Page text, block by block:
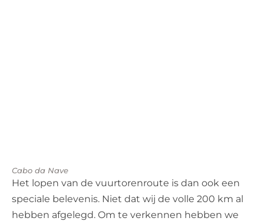
Cabo da Nave
Het lopen van de vuurtorenroute is dan ook een
speciale belevenis. Niet dat wij de volle 200 km al
hebben afgelegd. Om te verkennen hebben we